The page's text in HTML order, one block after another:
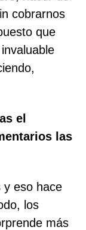
cobrarnos
que
el
las
y eso hace
los
más